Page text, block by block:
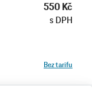
550 Kč
s DPH
Bez tarifu